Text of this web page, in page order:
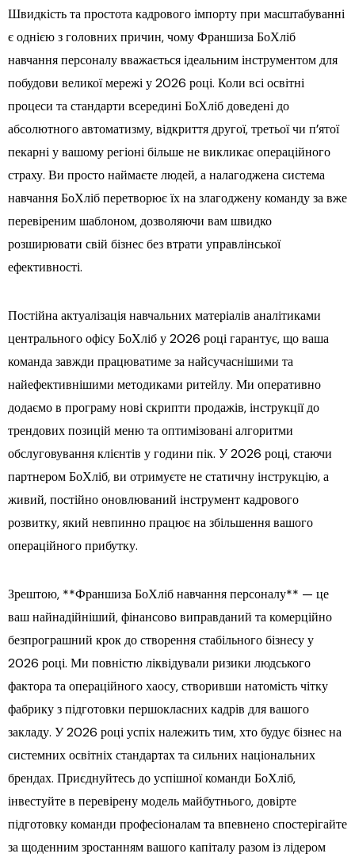
Швидкість та простота кадрового імпорту при масштабуванні
є однією з головних причин, чому Франшиза БоХліб
навчання персоналу вважається ідеальним інструментом для
побудови великої мережі у 2026 році. Коли всі освітні
процеси та стандарти всередині БоХліб доведені до
абсолютного автоматизму, відкриття другої, третьої чи п’ятої
пекарні у вашому регіоні більше не викликає операційного
страху. Ви просто наймаєте людей, а налагоджена система
навчання БоХліб перетворює їх на злагоджену команду за вже
перевіреним шаблоном, дозволяючи вам швидко
розширювати свій бізнес без втрати управлінської
ефективності.
Постійна актуалізація навчальних матеріалів аналітиками
центрального офісу БоХліб у 2026 році гарантує, що ваша
команда завжди працюватиме за найсучаснішими та
найефективнішими методиками ритейлу. Ми оперативно
додаємо в програму нові скрипти продажів, інструкції до
трендових позицій меню та оптимізовані алгоритми
обслуговування клієнтів у години пік. У 2026 році, стаючи
партнером БоХліб, ви отримуєте не статичну інструкцію, а
живий, постійно оновлюваний інструмент кадрового
розвитку, який невпинно працює на збільшення вашого
операційного прибутку.
Зрештою, **Франшиза БоХліб навчання персоналу** — це
ваш найнадійніший, фінансово виправданий та комерційно
безпрограшний крок до створення стабільного бізнесу у
2026 році. Ми повністю ліквідували ризики людського
фактора та операційного хаосу, створивши натомість чітку
фабрику з підготовки першокласних кадрів для вашого
закладу. У 2026 році успіх належить тим, хто будує бізнес на
системних освітніх стандартах та сильних національних
брендах. Приєднуйтесь до успішної команди БоХліб,
інвестуйте в перевірену модель майбутнього, довірте
підготовку команди професіоналам та впевнено спостерігайте
за щоденним зростанням вашого капіталу разом із лідером